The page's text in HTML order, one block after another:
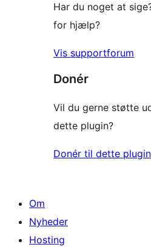
Har du noget at
for hjælp?
Vis supportforum
Donér
Vil du gerne støtte
dette plugin?
Donér til dette plugin
Om
Nyheder
Hosting